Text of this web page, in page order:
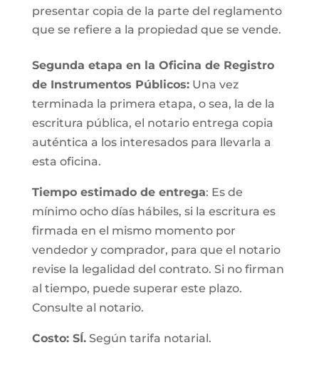
presentar copia de la parte del reglamento
que se refiere a la propiedad que se vende.
Segunda etapa en la Oficina de Registro
de Instrumentos Públicos:Una vez
terminada la primera etapa, o sea, la de la
escritura pública, el notario entrega copia
auténtica a los interesados para llevarla a
esta oficina.
Tiempo estimado de entrega: Es de
mínimo ocho días hábiles, si la escritura es
firmada en el mismo momento por
vendedor y comprador, para que el notario
revise la legalidad del contrato. Si no firman
al tiempo, puede superar este plazo.
Consulte al notario.
Costo: SÍ.Según tarifa notarial.